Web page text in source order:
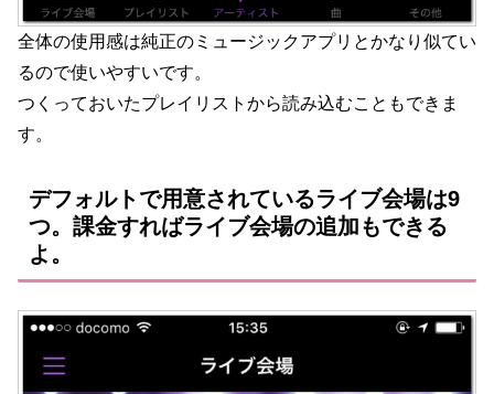
全体の使用感は純正のミュージックアプリとかなり似てい
るので使いやすいです。
つくっておいたプレイリストから読み込むこともできま
す。
デフォルトで用意されているライブ会場は9
つ。課金すればライブ会場の追加もできる
よ。